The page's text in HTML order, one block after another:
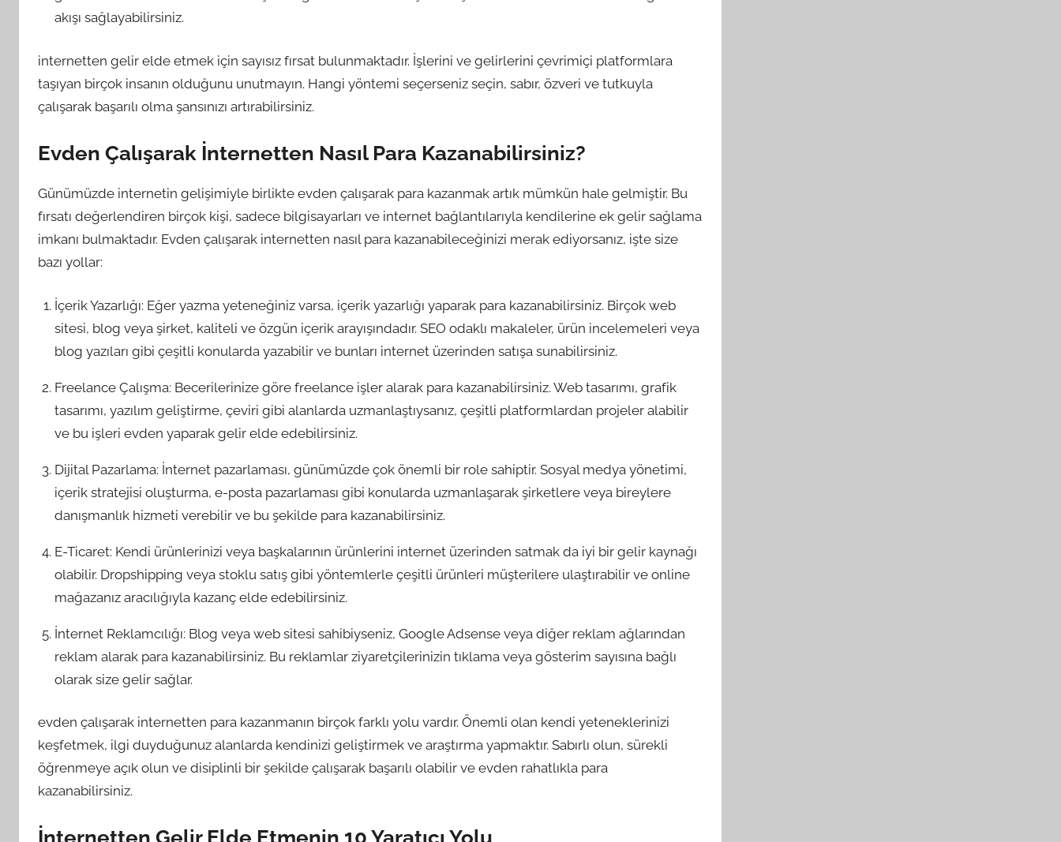
akışı sağlayabilirsiniz.
internetten gelir elde etmek için sayısız fırsat bulunmaktadır. İşlerini ve gelirlerini çevrimiçi platformlara
taşıyan birçok insanın olduğunu unutmayın. Hangi yöntemi seçerseniz seçin, sabır, özveri ve tutkuyla
çalışarak başarılı olma şansınızı artırabilirsiniz.
Evden Çalışarak İnternetten Nasıl Para Kazanabilirsiniz?
Günümüzde internetin gelişimiyle birlikte evden çalışarak para kazanmak artık mümkün hale gelmiştir. Bu
fırsatı değerlendiren birçok kişi, sadece bilgisayarları ve internet bağlantılarıyla kendilerine ek gelir sağlama
imkanı bulmaktadır. Evden çalışarak internetten nasıl para kazanabileceğinizi merak ediyorsanız, işte size
bazı yollar:
İçerik Yazarlığı: Eğer yazma yeteneğiniz varsa, içerik yazarlığı yaparak para kazanabilirsiniz. Birçok web
sitesi, blog veya şirket, kaliteli ve özgün içerik arayışındadır. SEO odaklı makaleler, ürün incelemeleri veya
blog yazıları gibi çeşitli konularda yazabilir ve bunları internet üzerinden satışa sunabilirsiniz.
Freelance Çalışma: Becerilerinize göre freelance işler alarak para kazanabilirsiniz. Web tasarımı, grafik
tasarımı, yazılım geliştirme, çeviri gibi alanlarda uzmanlaştıysanız, çeşitli platformlardan projeler alabilir
ve bu işleri evden yaparak gelir elde edebilirsiniz.
Dijital Pazarlama: İnternet pazarlaması, günümüzde çok önemli bir role sahiptir. Sosyal medya yönetimi,
içerik stratejisi oluşturma, e-posta pazarlaması gibi konularda uzmanlaşarak şirketlere veya bireylere
danışmanlık hizmeti verebilir ve bu şekilde para kazanabilirsiniz.
E-Ticaret: Kendi ürünlerinizi veya başkalarının ürünlerini internet üzerinden satmak da iyi bir gelir kaynağı
olabilir. Dropshipping veya stoklu satış gibi yöntemlerle çeşitli ürünleri müşterilere ulaştırabilir ve online
mağazanız aracılığıyla kazanç elde edebilirsiniz.
İnternet Reklamcılığı: Blog veya web sitesi sahibiyseniz, Google Adsense veya diğer reklam ağlarından
reklam alarak para kazanabilirsiniz. Bu reklamlar ziyaretçilerinizin tıklama veya gösterim sayısına bağlı
olarak size gelir sağlar.
evden çalışarak internetten para kazanmanın birçok farklı yolu vardır. Önemli olan kendi yeteneklerinizi
keşfetmek, ilgi duyduğunuz alanlarda kendinizi geliştirmek ve araştırma yapmaktır. Sabırlı olun, sürekli
öğrenmeye açık olun ve disiplinli bir şekilde çalışarak başarılı olabilir ve evden rahatlıkla para
kazanabilirsiniz.
İnternetten Gelir Elde Etmenin 10 Yaratıcı Yolu